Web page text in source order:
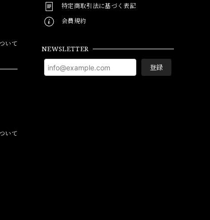
いて
いて
特定商取引法に基づく表記
会員規約
NEWSLETTER
登録